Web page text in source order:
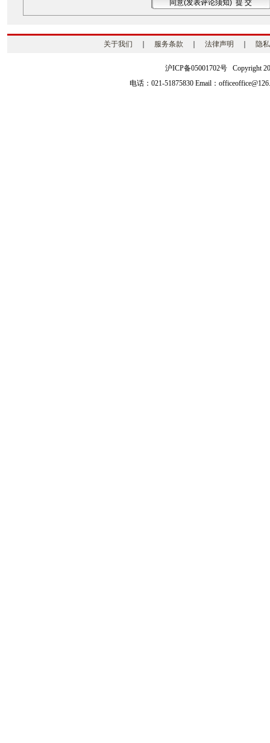
关于我们 服务条款 法律声明 隐
沪ICP备05001702号 Copyright
电话：021-51875830 Email：